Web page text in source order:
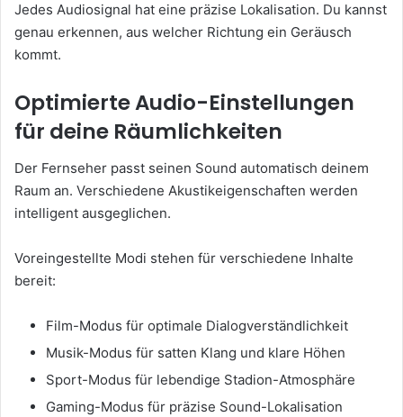
Jedes Audiosignal hat eine präzise Lokalisation. Du kannst
genau erkennen, aus welcher Richtung ein Geräusch
kommt.
Optimierte Audio-Einstellungen
für deine Räumlichkeiten
Der Fernseher passt seinen Sound automatisch deinem
Raum an. Verschiedene Akustikeigenschaften werden
intelligent ausgeglichen.
Voreingestellte Modi stehen für verschiedene Inhalte
bereit:
Film-Modus für optimale Dialogverständlichkeit
Musik-Modus für satten Klang und klare Höhen
Sport-Modus für lebendige Stadion-Atmosphäre
Gaming-Modus für präzise Sound-Lokalisation